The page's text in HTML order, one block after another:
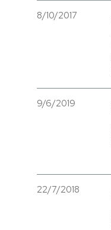
8/10/2017
9/6/2019
22/7/2018